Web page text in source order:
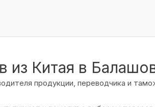
из Китая в
продукции, переводчика и